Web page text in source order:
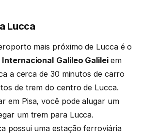
Lucca
mais próximo de Lucca é o
Galileo Galilei em
a cerca de 30 minutos de carro
de trem do centro de Lucca.
em Pisa, você pode alugar um
um trem para Lucca.
possui uma estação ferroviária